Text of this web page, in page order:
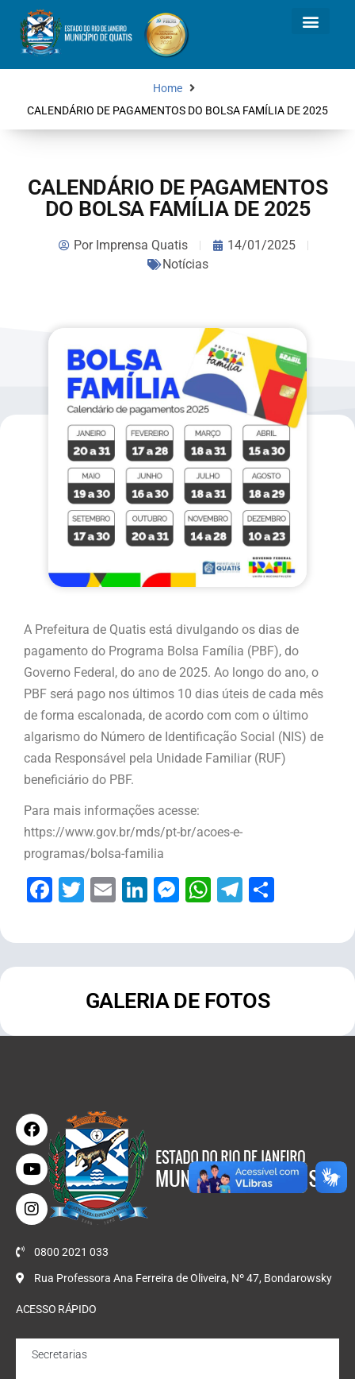
Home
CALENDÁRIO DE PAGAMENTOS DO BOLSA FAMÍLIA DE 2025
CALENDÁRIO DE PAGAMENTOS
DO BOLSA FAMÍLIA DE 2025
PorImprensa Quatis
14/01/2025
Notícias
A Prefeitura de Quatis está divulgando os dias de
pagamento do Programa Bolsa Família (PBF), do
Governo Federal, do ano de 2025. Ao longo do ano, o
PBF será pago nos últimos 10 dias úteis de cada mês
de forma escalonada, de acordo com com o último
algarismo do Número de Identificação Social (NIS) de
cada Responsável pela Unidade Familiar (RUF)
beneficiário do PBF.
Para mais informações acesse:
https://www.gov.br/mds/pt-br/acoes-e-
programas/bolsa-familia
Facebook
Twitter
EmailLinkedIn
Messenger
WhatsApp
Telegram
GALERIA DE FOTOS
0800 2021 033
Rua Professora Ana Ferreira de Oliveira, Nº 47, Bondarowsky
ACESSO RÁPIDO
Secretarias